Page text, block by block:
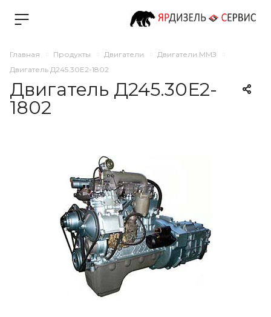
Главная Продукты Двигатели
Двигатели ММЗ
Двигатель Д245.30Е2-1802
Двигатель Д245.30Е2-
1802